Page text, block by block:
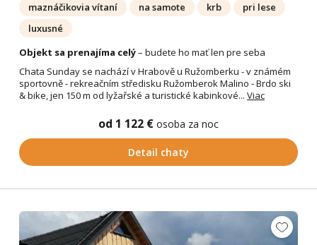
maznáčikovia vítaní
na samote krb
pri lese
luxusné
Objekt sa prenajíma celý– budete ho mať len pre seba
Chata Sunday se nachází v Hrabově u Ružomberku - v známém
sportovně - rekreačním středisku Ružomberok Malino - Brdo ski
& bike, jen 150 m od lyžařské a turistické kabinkové... Viac
od 1 122 € osoba za noc
Detail chaty